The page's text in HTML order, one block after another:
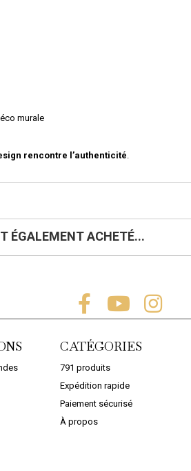
murale
rencontre l’authenticité.
COLLE BLANCHE PRO...
ÉGALEMENT ACHETÉ...
Barthe S.A a
CATÉGORIES
791 produits
Expédition rapide
Paiement sécurisé
À propos